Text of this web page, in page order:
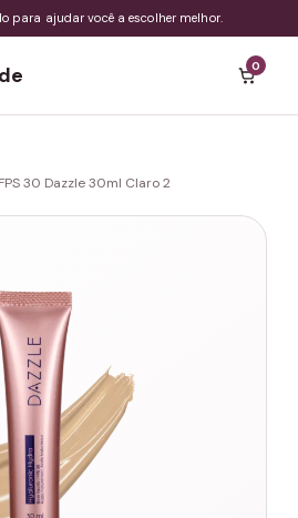
para ajudar você a escolher melhor.
0
30 Dazzle 30ml Claro 2